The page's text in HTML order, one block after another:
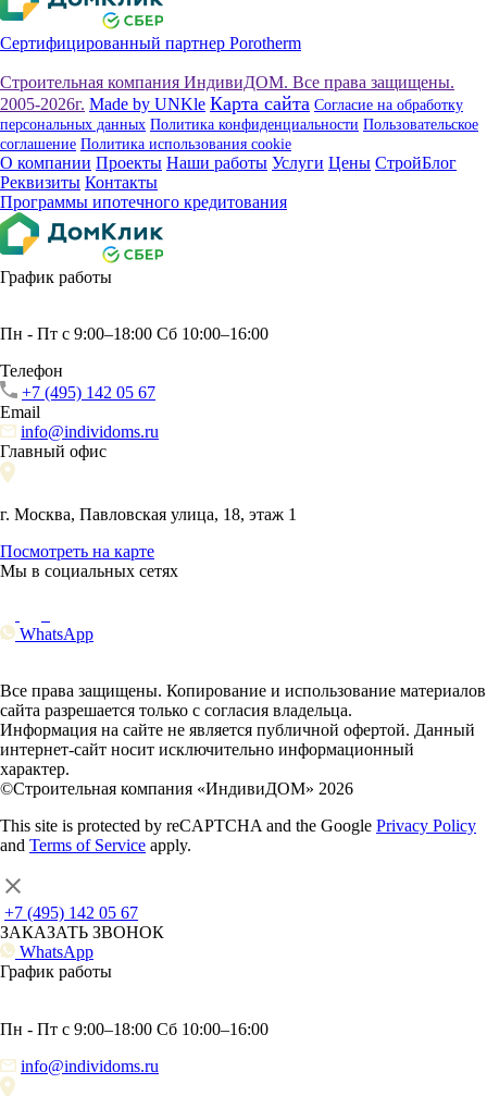
Сертифицированный партнер Porotherm
Строительная компания ИндивиДОМ. Все права защищены.
2005-2026г. Made by UNKle Карта сайта Согласие на обработку
персональных данных Политика конфиденциальности Пользовательское
соглашение Политика использования сookie
О компании Проекты Наши работы Услуги Цены СтройБлог
Реквизиты Контакты
Программы ипотечного кредитования
График работы
Пн - Пт с 9:00–18:00 Сб 10:00–16:00
Телефон
+7 (495) 142 05 67
Email
info@individoms.ru
Главный офис
г. Москва, Павловская улица, 18, этаж 1
Посмотреть на карте
Мы в социальных сетях
WhatsApp
Все права защищены. Копирование и использование материалов
сайта разрешается только с согласия владельца.
Информация на сайте не является публичной офертой. Данный
интернет-сайт носит исключительно информационный
характер.
©Строительная компания «ИндивиДОМ» 2026
This site is protected by reCAPTCHA and the Google Privacy Policy
and Terms of Service apply.
+7 (495) 142 05 67
ЗАКАЗАТЬ ЗВОНОК
WhatsApp
График работы
Пн - Пт с 9:00–18:00 Сб 10:00–16:00
info@individoms.ru